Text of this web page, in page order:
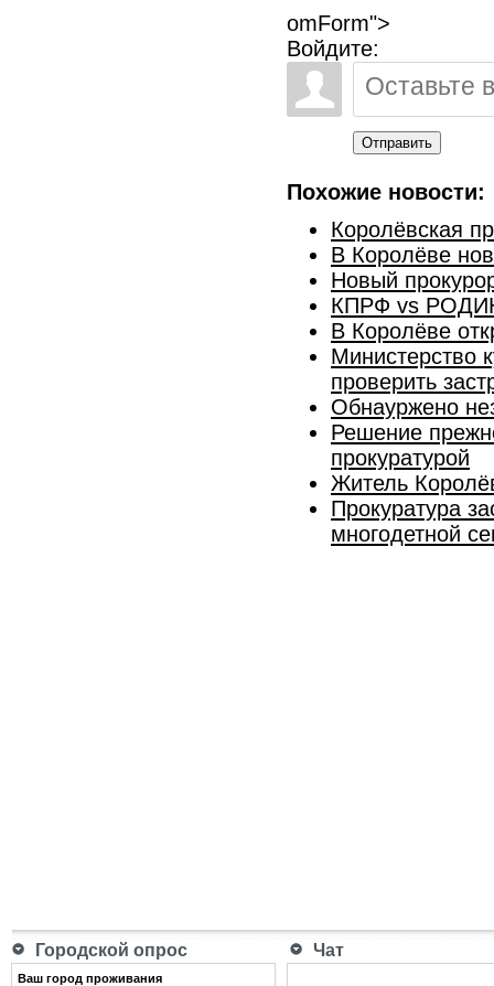
omForm">
Войдите:
Отправить
Похожие новости:
Королёвская
В Королёве
Новый
КПРФ vs
В Королёве
Министерство
проверить
Обнауржено
Решение
прокуратурой
Житель
Прокуратура
многодетной
Городской опрос Чат
Ваш город проживания